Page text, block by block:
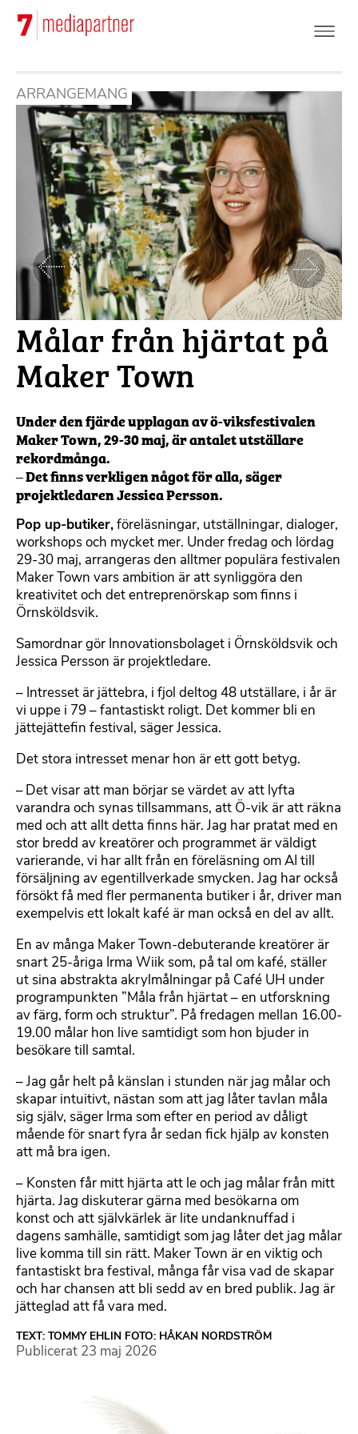
Hoppa
huvudinnehåll
ARRANGEMANG
Föregående Nästa
Målar från hjärtat på
Maker Town
Under den fjärde upplagan av ö-viksfestivalen
Maker Town, 29-30 maj, är antalet utställare
rekordmånga.
– Det finns verkligen något för alla, säger
projektledaren Jessica Persson.
Pop up-butiker, föreläsningar, utställningar, dialoger,
workshops och mycket mer. Under fredag och lördag
29-30 maj, arrangeras den alltmer populära festivalen
Maker Town vars ambition är att synliggöra den
kreativitet och det entreprenörskap som finns i
Örnsköldsvik.
Samordnar gör Innovationsbolaget i Örnsköldsvik och
Jessica Persson är projektledare.
– Intresset är jättebra, i fjol deltog 48 utställare, i år är
vi uppe i 79 – fantastiskt roligt. Det kommer bli en
jättejättefin festival, säger Jessica.
Det stora intresset menar hon är ett gott betyg.
– Det visar att man börjar se värdet av att lyfta
varandra och synas tillsammans, att Ö-vik är att räkna
med och att allt detta finns här. Jag har pratat med en
stor bredd av kreatörer och programmet är väldigt
varierande, vi har allt från en föreläsning om AI till
försäljning av egentillverkade smycken. Jag har också
försökt få med fler permanenta butiker i år, driver man
exempelvis ett lokalt kafé är man också en del av allt.
En av många Maker Town-debuterande kreatörer är
snart 25-åriga Irma Wiik som, på tal om kafé, ställer
ut sina abstrakta akrylmålningar på Café UH under
programpunkten ”Måla från hjärtat ­­­– en utforskning
av färg, form och struktur”. På fredagen mellan 16.00-
19.00 målar hon live samtidigt som hon bjuder in
besökare till samtal.
– Jag går helt på känslan i stunden när jag målar och
skapar intuitivt, nästan som att jag låter tavlan måla
sig själv, säger Irma som efter en period av dåligt
mående för snart fyra år sedan fick hjälp av konsten
att må bra igen.
– Konsten får mitt hjärta att le och jag målar från mitt
hjärta. Jag diskuterar gärna med besökarna om
konst och att självkärlek är lite undanknuffad i
dagens samhälle, samtidigt som jag låter det jag målar
live komma till sin rätt. Maker Town är en viktig och
fantastiskt bra festival, många får visa vad de skapar
och har chansen att bli sedd av en bred publik. Jag är
jätteglad att få vara med.
TEXT: TOMMY EHLIN FOTO: HÅKAN NORDSTRÖM
Publicerat 23 maj 2026